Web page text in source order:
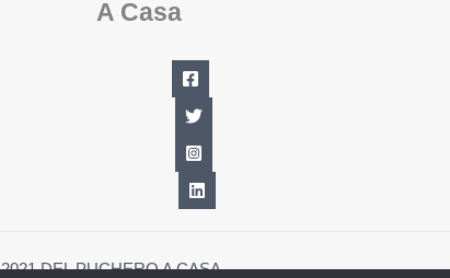
A Casa
DEL PUCHERO A CASA